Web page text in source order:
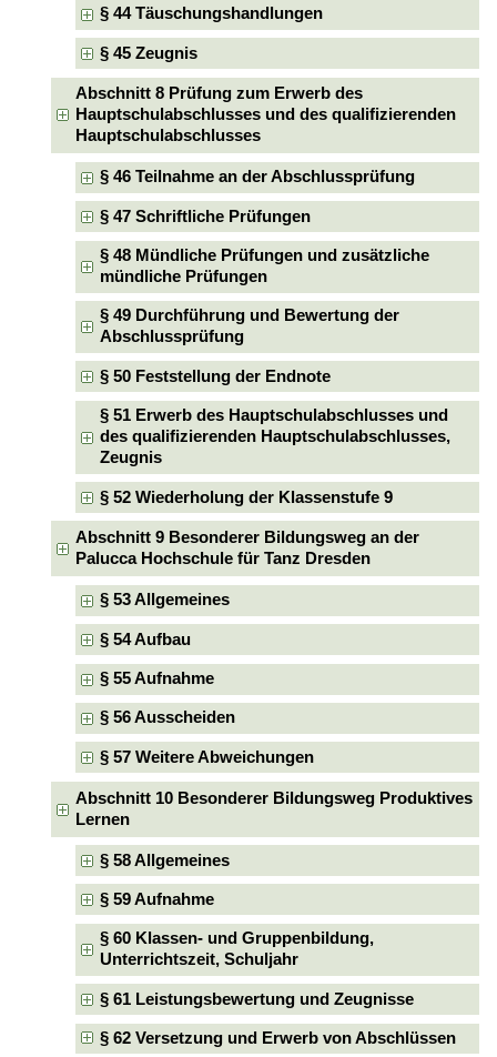
§ 44 Täuschungshandlungen
§ 45 Zeugnis
Abschnitt 8 Prüfung zum Erwerb des
Hauptschulabschlusses und des qualifizierenden
Hauptschulabschlusses
§ 46 Teilnahme an der Abschlussprüfung
§ 47 Schriftliche Prüfungen
§ 48 Mündliche Prüfungen und zusätzliche
mündliche Prüfungen
§ 49 Durchführung und Bewertung der
Abschlussprüfung
§ 50 Feststellung der Endnote
§ 51 Erwerb des Hauptschulabschlusses und
des qualifizierenden Hauptschulabschlusses,
Zeugnis
§ 52 Wiederholung der Klassenstufe 9
Abschnitt 9 Besonderer Bildungsweg an der
Palucca Hochschule für Tanz Dresden
§ 53 Allgemeines
§ 54 Aufbau
§ 55 Aufnahme
§ 56 Ausscheiden
§ 57 Weitere Abweichungen
Abschnitt 10 Besonderer Bildungsweg Produktives
Lernen
§ 58 Allgemeines
§ 59 Aufnahme
§ 60 Klassen- und Gruppenbildung,
Unterrichtszeit, Schuljahr
§ 61 Leistungsbewertung und Zeugnisse
§ 62 Versetzung und Erwerb von Abschlüssen